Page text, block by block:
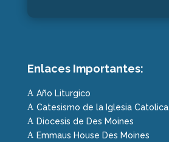
Enlaces Importantes:
A Año Liturgico
A Catesismo de la Iglesia Catolica
A Diocesis de Des Moines
A Emmaus House Des Moines